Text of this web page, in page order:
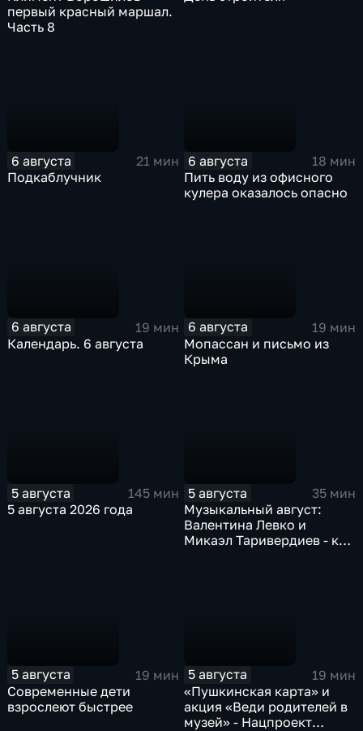
первый красный маршал.
Часть 8
6 августа
21 мин
Подкаблучник
6 августа
18 мин
Пить воду из офисного
кулера оказалось опасно
6 августа
19 мин
Календарь. 6 августа
6 августа
19 мин
Мопассан и письмо из
Крыма
5 августа
145 мин
5 августа 2026 года
5 августа
35 мин
Музыкальный август:
Валентина Левко и
Микаэл Таривердиев - как
5 августа
19 мин
Современные дети
взрослеют быстрее
5 августа
19 мин
«Пушкинская карта» и
акция «Веди родителей в
музей» - Нацпроект